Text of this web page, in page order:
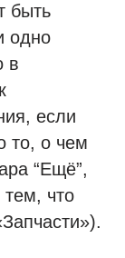
быть
одно
в
если
то, о чем
“Ещё”,
что